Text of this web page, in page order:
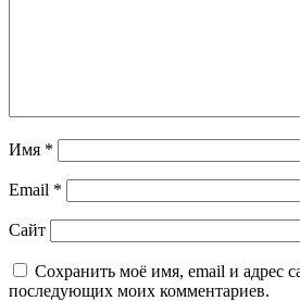
Имя *
Email *
Сайт
Сохранить моё имя, email и адрес
последующих моих комментариев.